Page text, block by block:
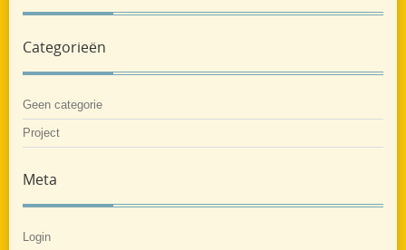
Categorieën
Geen categorie
Project
Meta
Login